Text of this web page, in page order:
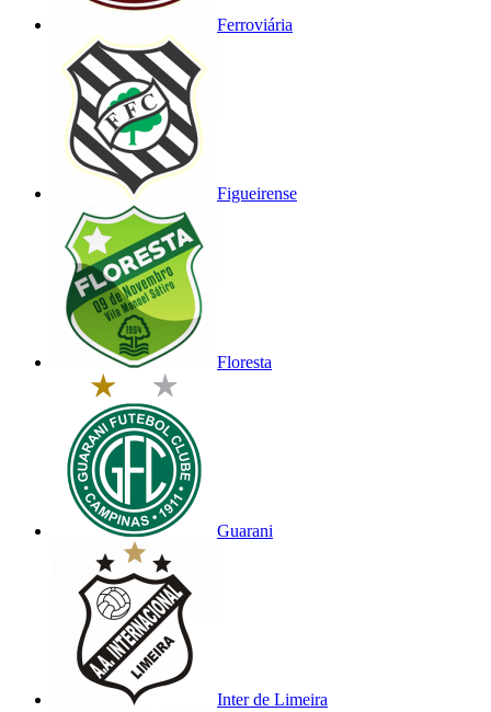
Ferroviária
Figueirense
Floresta
Guarani
Inter de Limeira